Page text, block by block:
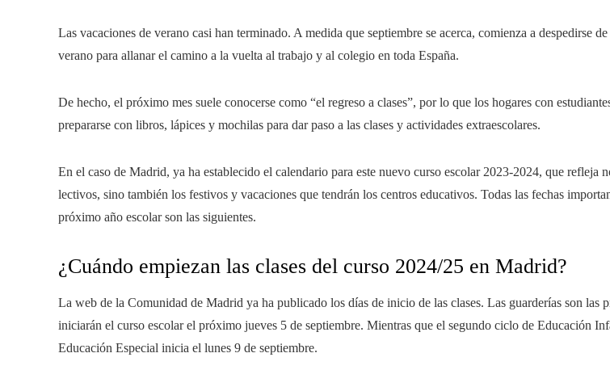
Las vacaciones de verano casi han terminado. A medida que septiembre se acerca, comienza a despedirse
verano para allanar el camino a la vuelta al trabajo y al colegio en toda España.
De hecho, el próximo mes suele conocerse como “el regreso a clases”, por lo que los hogares con
prepararse con libros, lápices y mochilas para dar paso a las clases y actividades extraescolares.
En el caso de Madrid, ya ha establecido el calendario para este nuevo curso escolar 2023-2024, que refleja
lectivos, sino también los festivos y vacaciones que tendrán los centros educativos. Todas las fechas
próximo año escolar son las siguientes.
¿Cuándo empiezan las clases del curso 2024/25 en Madrid?
La web de la Comunidad de Madrid ya ha publicado los días de inicio de las clases. Las guarderías son las
iniciarán el curso escolar el próximo jueves 5 de septiembre. Mientras que el segundo ciclo de Educación
Educación Especial inicia el lunes 9 de septiembre.